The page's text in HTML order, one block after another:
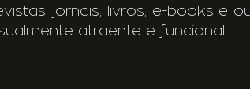
jornais, livros, e-books e
atraente e funcional.